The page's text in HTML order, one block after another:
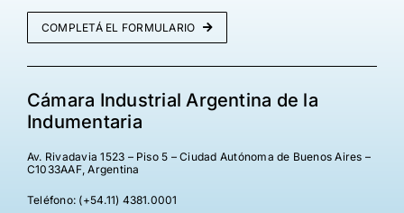
COMPLETÁ EL FORMULARIO
Cámara Industrial Argentina de la
Indumentaria
Av. Rivadavia 1523 – Piso 5 – Ciudad Autónoma de Buenos Aires –
C1033AAF, Argentina
Teléfono: (+54.11) 4381.0001